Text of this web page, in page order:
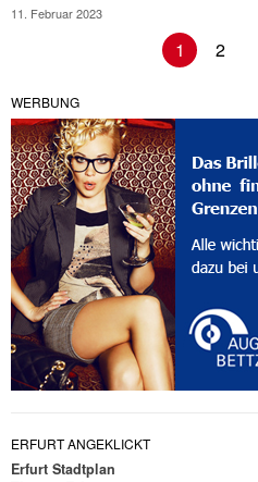
11. Februar 2023
1 2
WERBUNG
ERFURT ANGEKLICKT
Erfurt Stadtplan